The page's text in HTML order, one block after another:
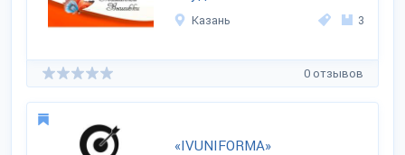
Казань 3
0 отзывов
«IVUNIFORMA»